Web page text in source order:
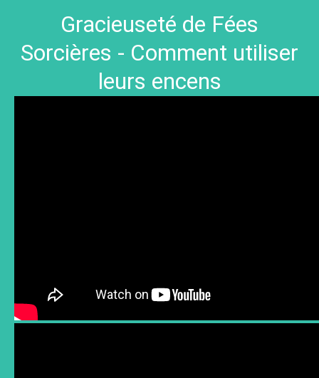
Gracieuseté de Fées
Sorcières - Comment utiliser
leurs encens